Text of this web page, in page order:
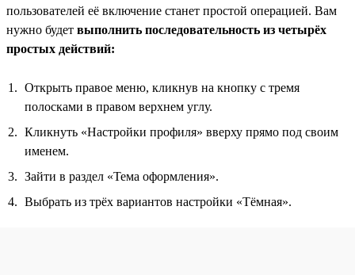
пользователей её включение станет простой операцией. Вам
нужно будет выполнить последовательность из четырёх
простых действий:
Открыть правое меню, кликнув на кнопку с тремя
полосками в правом верхнем углу.
Кликнуть «Настройки профиля» вверху прямо под своим
именем.
Зайти в раздел «Тема оформления».
Выбрать из трёх вариантов настройки «Тёмная».